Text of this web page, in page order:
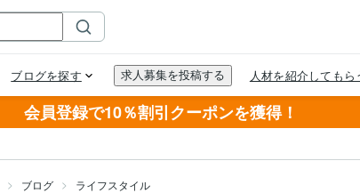
会員登録で10％割引クーポンを獲得！
ブログ ライフスタイル